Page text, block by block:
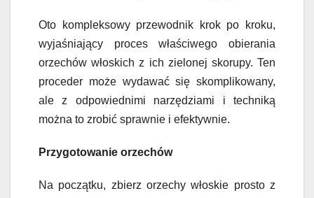
Oto kompleksowy przewodnik krok po kroku,
wyjaśniający proces właściwego obierania
orzechów włoskich z ich zielonej skorupy. Ten
proceder może wydawać się skomplikowany,
ale z odpowiednimi narzędziami i techniką
można to zrobić sprawnie i efektywnie.
Przygotowanie orzechów
Na początku, zbierz orzechy włoskie prosto z